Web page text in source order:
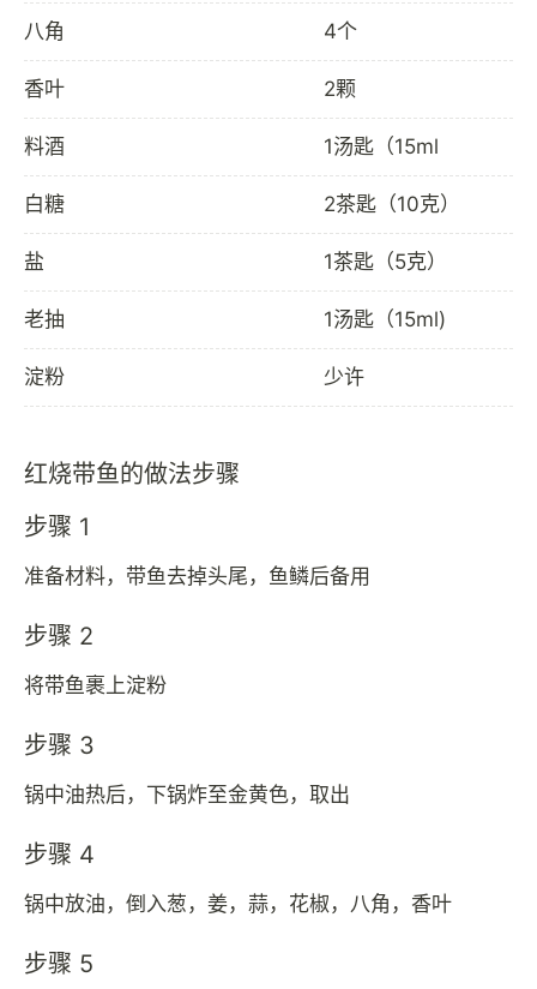
八角 4个
香叶 2颗
料酒 1汤匙（15ml
白糖 2茶匙（10克）
盐 1茶匙（5克）
老抽 1汤匙（15ml)
淀粉 少许
红烧带鱼的做法步骤
步骤 1
准备材料，带鱼去掉头尾，鱼鳞后备用
步骤 2
将带鱼裹上淀粉
步骤 3
锅中油热后，下锅炸至金黄色，取出
步骤 4
锅中放油，倒入葱，姜，蒜，花椒，八角，香叶
步骤 5